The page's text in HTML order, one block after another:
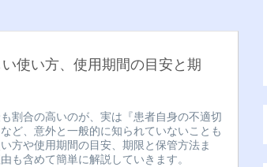
使い方、使用期間の目安と期
割合の高いのが、実は『患者自身の不適切
ど、意外と一般的に知られていないことも
方や使用期間の目安、期限と保管方法ま
も含めて簡単に解説していきます。